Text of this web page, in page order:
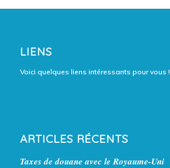
LIENS
Voici quelques liens intéressants pour vous !
ARTICLES RÉCENTS
Taxes de douane avec le Royaume-Uni